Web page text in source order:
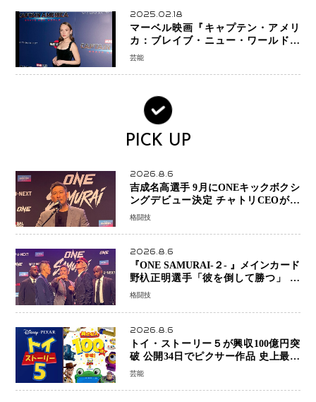
2025.02.18
マーベル映画『キャプテン・アメリ
カ：ブレイブ・ニュー・ワールド』
新ブラック・ウィドウ役のシラ・ハー
芸能
PICK UP
2026.8.6
吉成名高選手 9月にONEキックボクシ
ングデビュー決定 チャトリCEOがサ
プライズ発表 2カ月連続参戦へ
格闘技
2026.8.6
『ONE SAMURAI-２- 』メインカード
野杁正明選手「彼を倒して勝つ」 リ
ウ・メンヤンとの因縁に決着へ 再起
初戦
格闘技
2026.8.6
トイ・ストーリー５が興収100億円突
破 公開34日でピクサー作品 史上最速
日本歴代シリーズ最高更新も目前
芸能